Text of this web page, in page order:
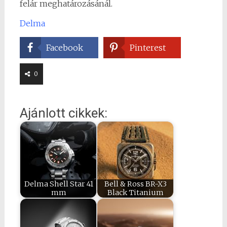
felár meghatározásánál.
Delma
Facebook Pinterest
0
Ajánlott cikkek:
Delma Shell Star 41
mm
Bell & Ross BR-X3
Black Titanium